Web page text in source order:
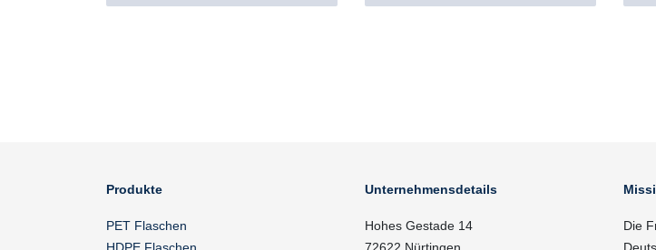
Produkte
PET Flaschen
Unternehmensdetails
Hohes Gestade 14
Die